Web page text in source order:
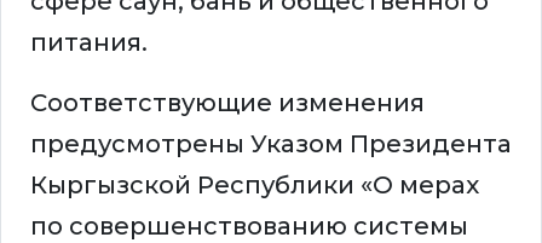
питания.
Соответствующие изменения
предусмотрены Указом Президента
Кыргызской Республики «О мерах
по совершенствованию системы